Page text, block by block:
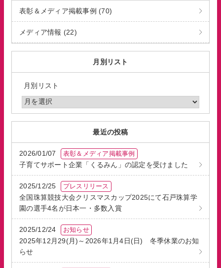
表彰＆メディア掲載事例 (70)
メディア情報 (22)
月別リスト
月別リスト
最近の投稿
2026/01/07 表彰＆メディア掲載事例
子育てサポート企業「くるみん」の認定を受けました
2025/12/25 プレスリリース
全国珠算競技大会クリスマスカップ2025にて石戸珠算学
園の選手4名が日本一・多数入賞
2025/12/24 お知らせ
2025年12月29(月)～2026年1月4日(日) 冬季休業のお知
らせ